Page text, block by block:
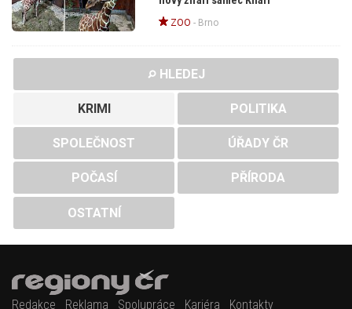
ZOO - Brno
HLEDEJ
KRIMI POLITIKA
SPOLEČNOST ÚŘADY ČR
POČASÍ PŘÍRODA
OSTATNÍ
Redakce Reklama Spolupráce Kariéra Kontakty